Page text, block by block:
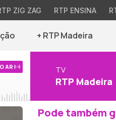
ZIG ZAG RTP ENSINA
+ RTP Madeira
AR TV
RTP Madeira
Pode também